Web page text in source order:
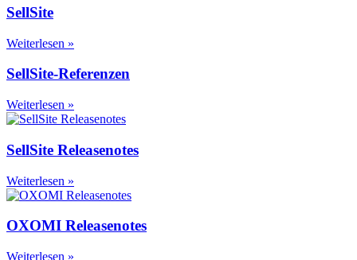
SellSite
Weiterlesen »
SellSite-Referenzen
Weiterlesen »
SellSite Releasenotes
Weiterlesen »
OXOMI Releasenotes
Weiterlesen »